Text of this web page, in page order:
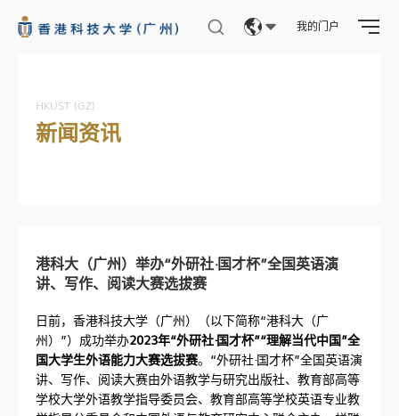
我的门户
HKUST (GZ)
新闻资讯
港科大（广州）举办“外研社·国才杯”全国英语演
讲、写作、阅读大赛选拔赛
日前，香港科技大学（广州）（以下简称“港科大（广
州）”）成功举办2023年“外研社·国才杯”“理解当代中国”全
国大学生外语能力大赛选拔赛。“外研社·国才杯”全国英语演
讲、写作、阅读大赛由外语教学与研究出版社、教育部高等
学校大学外语教学指导委员会、教育部高等学校英语专业教